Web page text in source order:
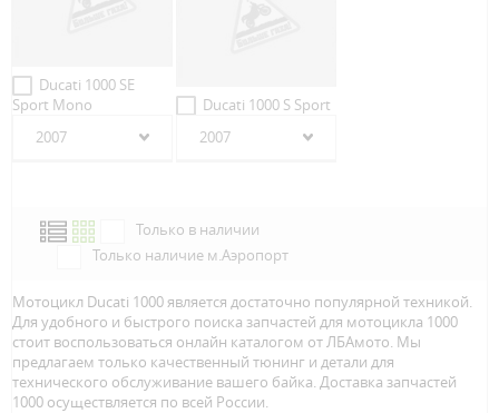
Ducati 1000 SE
Sport Mono
2007
Ducati 1000 S Sport
2007
Только в наличии
Только наличие м.Аэропорт
Мотоцикл Ducati 1000 является достаточно популярной техникой.
Для удобного и быстрого поиска запчастей для мотоцикла 1000
стоит воспользоваться онлайн каталогом от ЛБАмото. Мы
предлагаем только качественный тюнинг и детали для
технического обслуживание вашего байка. Доставка запчастей
1000 осуществляется по всей Росcии.